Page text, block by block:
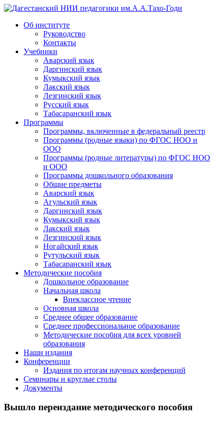
Дагестанский НИИ педагогики им.А.А.Тахо-Годи
Об институте
Руководство
Контакты
Учебники
Аварский язык
Даргинский язык
Кумыкский язык
Лакский язык
Лезгинский язык
Русский язык
Табасаранский язык
Программы
Программы, включенные в федеральный реестр
Программы (родные языки) по ФГОС НОО и
ООО
Программы (родные литературы) по ФГОС НОО
и ООО
Программы дошкольного образования
Общие предметы
Аварский язык
Агульский язык
Даргинский язык
Кумыкский язык
Лакский язык
Лезгинский язык
Ногайский язык
Рутульский язык
Табасаранский язык
Методические пособия
Дошкольное образование
Начальная школа
Внеклассное чтение
Основная школа
Среднее общее образование
Среднее профессиональное образование
Методические пособия для всех уровней
образования
Наши издания
Конференции
Издания по итогам научных конференций
Семинары и круглые столы
Документы
Вышло переиздание методического пособия